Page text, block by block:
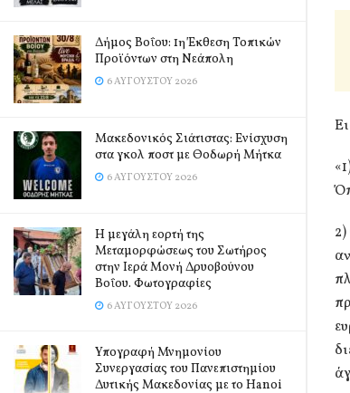
Δήμος Βοΐου: 1η Έκθεση Τοπικών
Προϊόντων στη Νεάπολη
6 ΑΥΓΟΎΣΤΟΥ 2026
Μακεδονικός Σιάτιστας: Ενίσχυση
στα γκολ ποστ με Θοδωρή Μήτκα
6 ΑΥΓΟΎΣΤΟΥ 2026
Η μεγάλη εορτή της
Μεταμορφώσεως του Σωτήρος
στην Ιερά Μονή Δρυοβούνου
Βοΐου. Φωτογραφίες
6 ΑΥΓΟΎΣΤΟΥ 2026
Υπογραφή Μνημονίου
Συνεργασίας του Πανεπιστημίου
Δυτικής Μακεδονίας με το Hanoi